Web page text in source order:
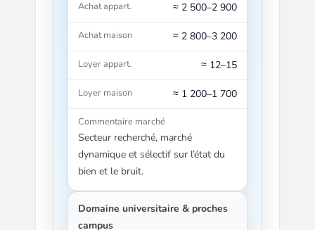
≈ 2 500–2 900
≈ 2 800–3 200
≈ 12–15
≈ 1 200–1 700
Secteur recherché, marché
dynamique et sélectif sur l’état du
bien et le bruit.
Domaine universitaire & proches
campus